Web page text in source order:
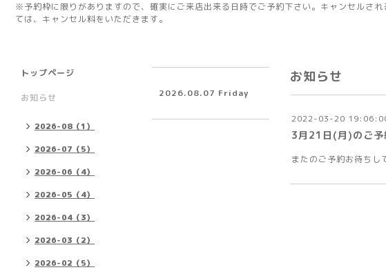
※予約枠に限りがありますので、確実にご来店出来る日時でご予約下さい。キャンセルさ
ては、キャンセル料をいただきます。
お知らせ
2022-03-20
3月21日(月)のご予
またのご予約お待ちし
トップページ
お知らせ
2026-08（1）
2026-07（5）
2026-06（4）
2026-05（4）
2026-04（3）
2026-03（2）
2026-02（5）
2026.08.07 Friday